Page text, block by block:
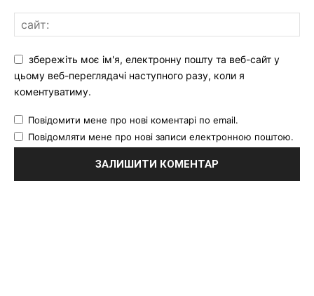
збережіть моє ім'я, електронну пошту та веб-сайт у
цьому веб-переглядачі наступного разу, коли я
коментуватиму.
Повідомити мене про нові коментарі по email.
Повідомляти мене про нові записи електронною поштою.